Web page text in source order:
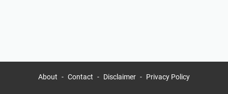
About Contact Disclaimer Privacy Policy